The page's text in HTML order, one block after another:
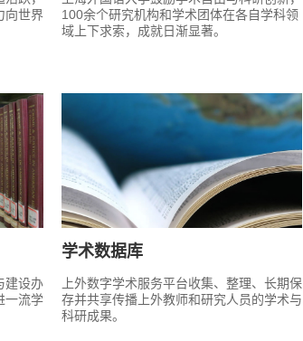
向世界
100余个研究机构和学术团体在各自学科领
域上下求索，成就日渐显著。
建设办
一流学
学术数据库
上外数字学术服务平台收集、整理、长期保
存并共享传播上外教师和研究人员的学术与
科研成果。